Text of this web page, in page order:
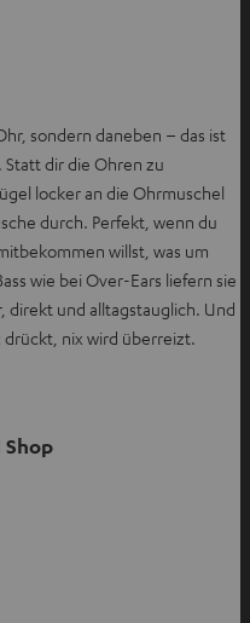
sondern daneben – das ist
dir die Ohren zu
locker an die Ohrmuschel
durch. Perfekt, wenn du
willst, was um
wie bei Over-Ears liefern sie
direkt und alltagstauglich. Und
drückt, nix wird überreizt.